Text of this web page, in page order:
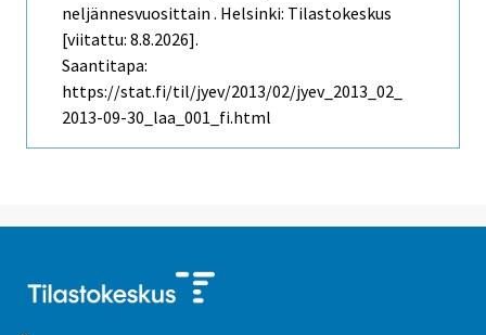
neljännesvuosittain . Helsinki: Tilastokeskus
[viitattu: 8.8.2026].
Saantitapa:
https://stat.fi/til/jyev/2013/02/jyev_2013_02_
2013-09-30_laa_001_fi.html